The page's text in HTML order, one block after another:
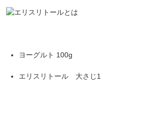
ヨーグルト 100g
エリスリトール 大さじ1